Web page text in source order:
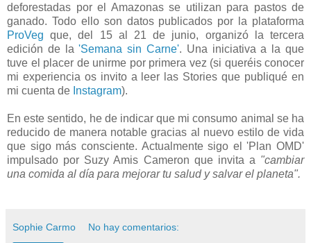
deforestadas por el Amazonas se utilizan para pastos de
ganado. Todo ello son datos publicados por la plataforma
ProVeg que, del 15 al 21 de junio, organizó la tercera
edición de la'Semana sin Carne'. Una iniciativa a la que
tuve el placer de unirme por primera vez (si queréis conocer
mi experiencia os invito a leer las Stories que publiqué en
mi cuenta de Instagram).
En este sentido, he de indicar que mi consumo animal se ha
reducido de manera notable gracias al nuevo estilo de vida
que sigo más consciente. Actualmente sigo el 'Plan OMD'
impulsado por Suzy Amis Cameron que invita a "cambiar
una comida al día para mejorar tu salud y salvar el planeta".
Sophie Carmo No hay comentarios: